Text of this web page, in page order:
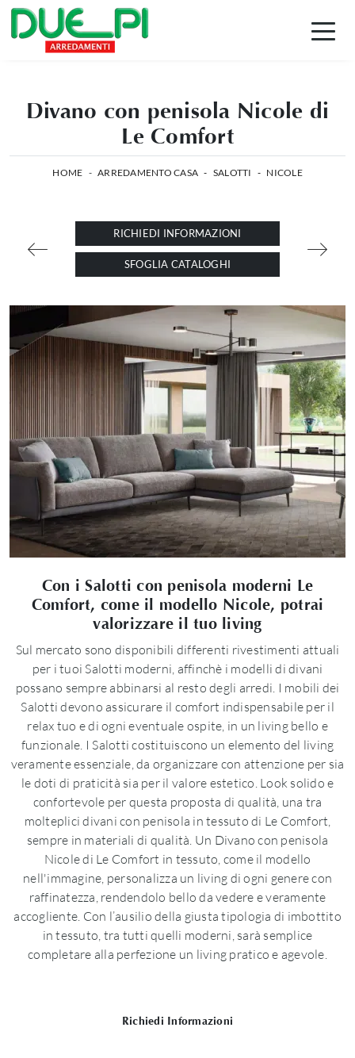
Divano con penisola Nicole di
Le Comfort
HOME - ARREDAMENTO CASA - SALOTTI - NICOLE
RICHIEDI INFORMAZIONI
SFOGLIA CATALOGHI
Con i Salotti con penisola moderni Le
Comfort, come il modello Nicole, potrai
valorizzare il tuo living
Sul mercato sono disponibili differenti rivestimenti attuali
per i tuoi Salotti moderni, affinchè i modelli di divani
possano sempre abbinarsi al resto degli arredi. I mobili dei
Salotti devono assicurare il comfort indispensabile per il
relax tuo e di ogni eventuale ospite, in un living bello e
funzionale. I Salotti costituiscono un elemento del living
veramente essenziale, da organizzare con attenzione per sia
le doti di praticità sia per il valore estetico. Look solido e
confortevole per questa proposta di qualità, una tra
molteplici divani con penisola in tessuto di Le Comfort,
sempre in materiali di qualità. Un Divano con penisola
Nicole di Le Comfort in tessuto, come il modello
nell'immagine, personalizza un living di ogni genere con
raffinatezza, rendendolo bello da vedere e veramente
accogliente. Con l’ausilio della giusta tipologia di imbottito
in tessuto, tra tutti quelli moderni, sarà semplice
completare alla perfezione un living pratico e agevole.
Richiedi Informazioni